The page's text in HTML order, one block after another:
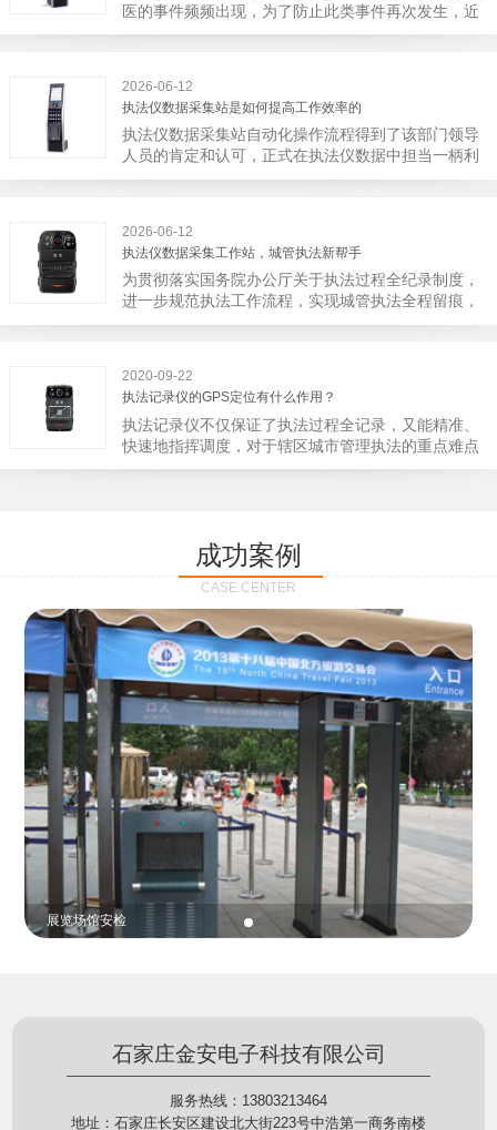
医的事件频频出现，为了防止此类事件再次发生，近
日，广西南宁市卫建委发出通知，要求当地市属各三
大体只有两个，其一，安装安检门是否会激化矛盾。
其二，安装安检门可以防范于未然。1月6号当天，南
宁市第二医院刚试行安检的首日，检查出10多把各类
刀具和一把管制类刀具。近来伤医事件屡屡发生，安
装安检门可以缓解医生安全感不足的问题，同时安检
2026-06-12
执法仪数据采集站是如何提高工作效率的
执法仪数据采集站自动化操作流程得到了该部门领导
人员的肯定和认可，正式在执法仪数据中担当一柄利
剑。 执法仪数据采集站对于执法仪数据资料的管理
备能自动读取目标对象，并同步到采集站中，此外设
备具有断点续传的功能，如果碰到网络故障，可以从
已经上传或下载的部分开始继续上传下载未完成的部
分，而没有必要从头开始上传下载，能节省时间，提
高速度。再者待数据传输完毕之后，执法仪数据采集
下次直接使用，提高执法仪数据效率。执法仪数据采
集站还具有强大的数据存储管理系统，后台统计不同
上传时段、不同重要级别的数据，将统计结果以图表
或者报表的形式呈现；设备设置有用户操作权限管
理，自动将用户警员编号与执法仪编号绑定，保障数
据的合法性，同时系统可设置每个警员的权限，明确
2026-06-12
执法仪数据采集工作站，城管执法新帮手
为贯彻落实国务院办公厅关于执法过程全纪录制度，
进一步规范执法工作流程，实现城管执法全程留痕，
深入推进执法队伍规范化建设，给城管执法工作添加
止了双方矛盾的发生。现在有了执法仪数据采集工作
站，执法队员的担忧便得到有效的解决。每个采集工
作站可支持多台执法记录仪设备同时上传数据，队员
当天使用当天上传，通过数据线接入到采集工作站，
它会自动读取所有的视频、音频、图片、日志等信
作站也能自动为执法记录仪充充电、校校时，做执法
记录仪的贴心小"保姆"。随着群众法律意识的逐步提
高，行政执法行为更加"阳光、透明"，通过工作站可
以随时调取证据视频，精准查阅现场资料，直戳了当
的展示给行政相对人看，有效的减少了行政相对人对
城管执法行为的误解，树立了执法的公信力。
2020-09-22
执法记录仪的GPS定位有什么作用？
执法记录仪不仅保证了执法过程全记录，又能精准、
快速地指挥调度，对于辖区城市管理执法的重点难点
也能一目了然，在城市管理工作信息化中发挥着重要
定位模块，可通过移动网络将位置信息实时发送到监
控中心，在平台的电子地图上显示出设备的具体位
置，实时查看执法人员到岗情况及根据执法环境迅速
调配周边执法人员。同时，内置NFC芯片，可支持身
份证查验等拓展功能，在实战中发挥着重要的作用，
能广泛应用于交警公安执法、卫生监督、城管执法、
海关执法、路政、质量监督、林业园林、消防、质量
监督、公路铁路等各个领域。
成功案例
CASE CENTER
贵重金属防盗
石家庄金安电子科技有限公司
服务热线：13803213464
地址：石家庄长安区建设北大街223号中浩第一商务南楼